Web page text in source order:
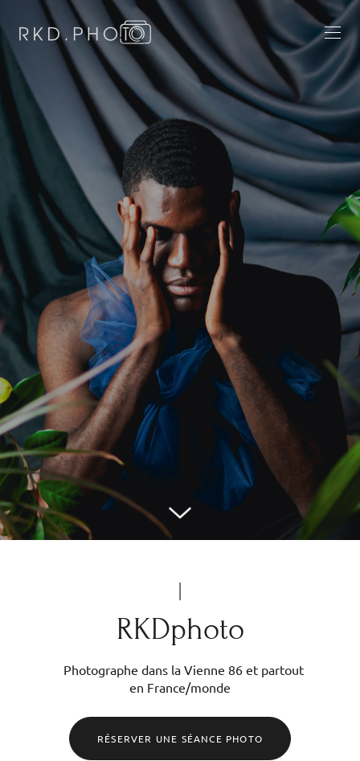
RKDphoto
Photographe dans la Vienne 86 et partout
en France/monde
RÉSERVER UNE SÉANCE PHOTO